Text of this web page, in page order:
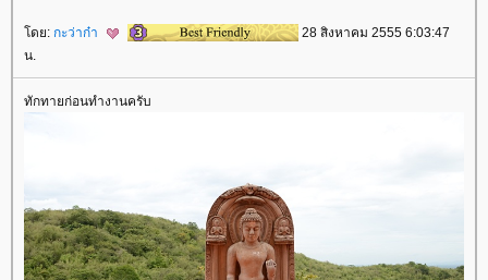
ดย: กะว่าก๋า
28 สิงหาคม 2555 6:03:47
น.
ทักทายก่อนทำงานครับ